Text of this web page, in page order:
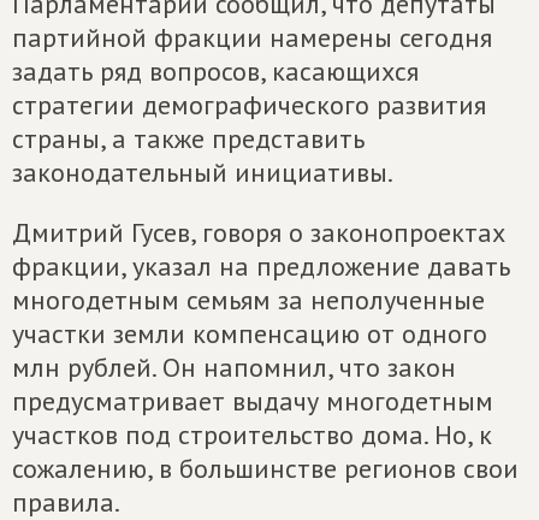
партийной фракции намерены сегодня
задать ряд вопросов, касающихся
стратегии демографического развития
страны, а также представить
законодательный инициативы.
Дмитрий Гусев, говоря о законопроектах
фракции, указал на предложение давать
многодетным семьям за неполученные
участки земли компенсацию от одного
млн рублей. Он напомнил, что закон
предусматривает выдачу многодетным
участков под строительство дома. Но, к
сожалению, в большинстве регионов свои
правила.